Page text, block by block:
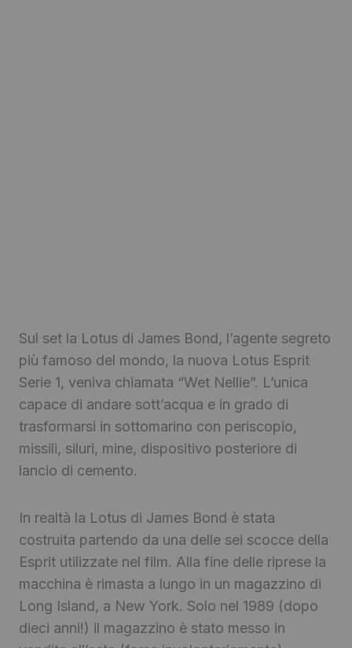
Sul set la Lotus di James Bond, l’agente segreto
più famoso del mondo, la nuova Lotus Esprit
Serie 1, veniva chiamata “Wet Nellie”. L’unica
capace di andare sott’acqua e in grado di
trasformarsi in sottomarino con periscopio,
missili, siluri, mine, dispositivo posteriore di
lancio di cemento.
In realtà la Lotus di James Bond è stata
costruita partendo da una delle sei scocce della
Esprit utilizzate nel film. Alla fine delle riprese la
macchina è rimasta a lungo in un magazzino di
Long Island, a New York. Solo nel 1989 (dopo
dieci anni!) il magazzino è stato messo in